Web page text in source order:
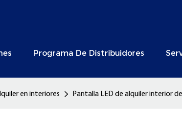
Programa De Distribuidores
en interiores Pantalla LED de alquiler interior